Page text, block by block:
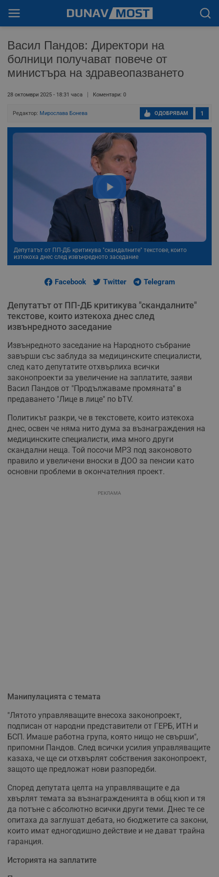
Васил Пандов: Директори на
болници получават повече от
министъра на здравеопазването
28 октомври 2025 - 18:31 часа Коментари: 0
Редактор: Мирослава Бонева 1
ОДОБРЯВАМ
Депутатът от ПП-ДБ критикува "скандалните" текстове, които
изтекоха днес след извънредното заседание
Facebook Twitter Telegram
Депутатът от ПП-ДБ критикува "скандалните"
текстове, които изтекоха днес след
извънредното заседание
Извънредното заседание на Народното събрание
завърши със заблуда за медицинските специалисти,
след като депутатите отхвърлиха всички
законопроекти за увеличение на заплатите, заяви
Васил Пандов от "Продължаваме промяната" в
предаването "Лице в лице" по bTV.
Политикът разкри, че в текстовете, които изтекоха
днес, освен че няма нито дума за възнаграждения на
медицинските специалисти, има много други
скандални неща. Той посочи МРЗ под законовото
правило и увеличени вноски в ДОО за пенсии като
основни проблеми в окончателния проект.
РЕКЛАМА
Манипулацията с темата
"Лятото управляващите внесоха законопроект,
подписан от народни представители от ГЕРБ, ИТН и
БСП. Имаше работна група, която нищо не свърши",
припомни Пандов. След всички усилия управляващите
казаха, че ще си отхвърлят собствения законопроект,
защото ще предложат нови разпоредби.
Според депутата целта на управляващите е да
хвърлят темата за възнагражденията в общ кюп и тя
да потъне с абсолютно всички други теми. Днес те се
опитаха да заглушат дебата, но бюджетите са закони,
които имат едногодишно действие и не дават трайна
гаранция.
Историята на заплатите